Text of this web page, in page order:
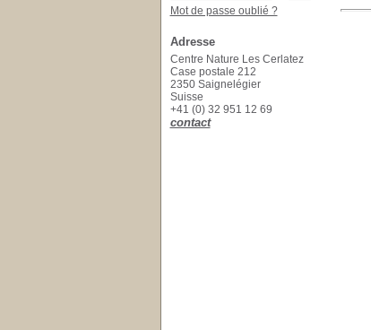
Mot de passe oublié ?
Adresse
Centre Nature Les Cerlatez
Case postale 212
2350 Saignelégier
Suisse
+41 (0) 32 951 12 69
contact